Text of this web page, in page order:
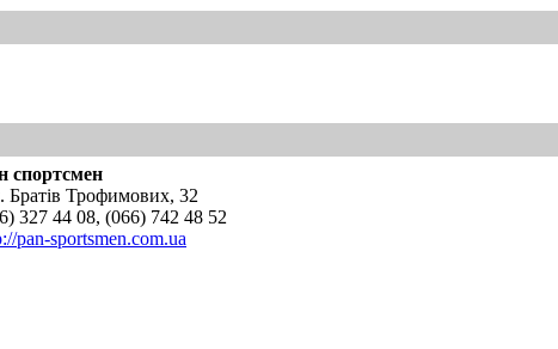
спортсмен
Братів Трофимових, 32
327 44 08, (066) 742 48 52
pan-sportsmen.com.ua